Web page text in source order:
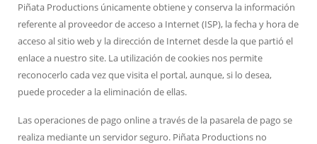
Piñata Productions únicamente obtiene y conserva la información
referente al proveedor de acceso a Internet (ISP), la fecha y hora de
acceso al sitio web y la dirección de Internet desde la que partió el
enlace a nuestro site. La utilización de cookies nos permite
reconocerlo cada vez que visita el portal, aunque, si lo desea,
puede proceder a la eliminación de ellas.
Las operaciones de pago online a través de la pasarela de pago se
realiza mediante un servidor seguro. Piñata Productions no